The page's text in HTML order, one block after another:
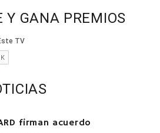
Y GANA PREMIOS
firman acuerdo